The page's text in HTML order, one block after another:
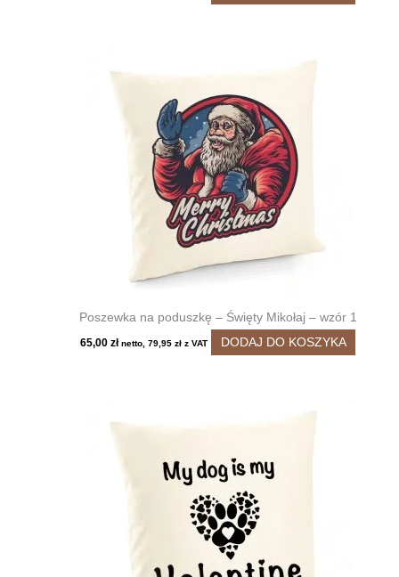
Poszewka na poduszkę – Święty Mikołaj – wzór 1
65,00zł netto,79,95zł z VAT DODAJ DO KOSZYKA